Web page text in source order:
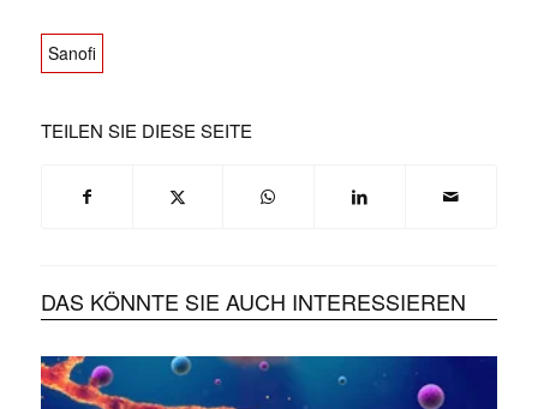
Sanofi
TEILEN SIE DIESE SEITE
DAS KÖNNTE SIE AUCH INTERESSIEREN